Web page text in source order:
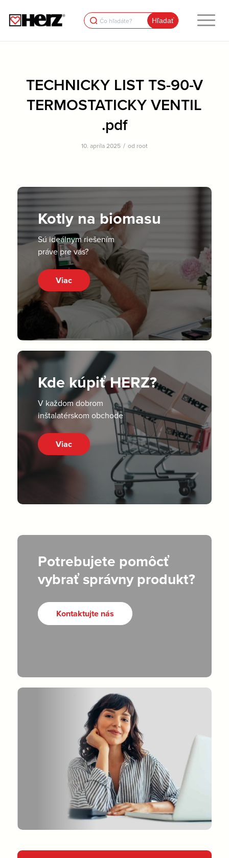
Search
for:
TECHNICKY LIST TS-90-V
TERMOSTATICKY VENTIL
.pdf
10. apríla 2025 / od root
Kotly na biomasu
Sú ideálnym riešením
práve pre vás?
Viac
Kde kúpiť HERZ?
V každom dobrom
inštalatérskom obchode
Viac
Potrebujete pomôcť
vybrať správny produkt?
Kontaktujte nás